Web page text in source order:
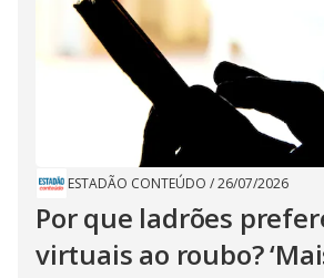
ESTADÃO CONTEÚDO /26/07/2026
Por que ladrões
virtuais ao roubo?